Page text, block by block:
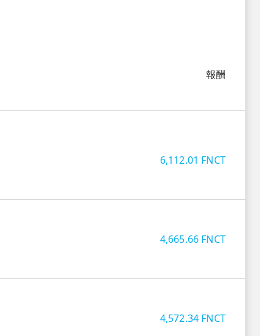
報酬
6,112.01 FNCT
4,665.66 FNCT
4,572.34 FNCT